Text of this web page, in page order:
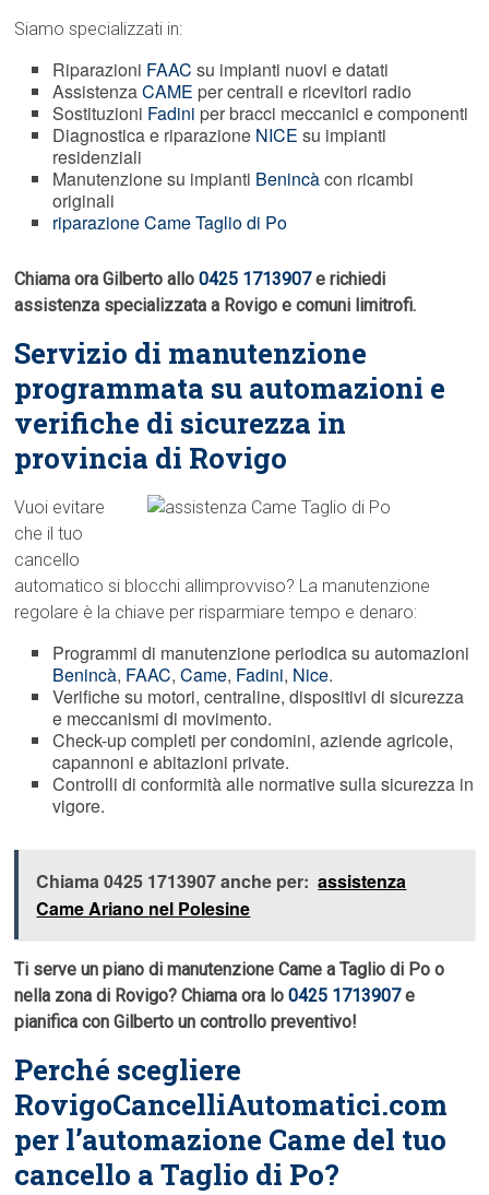
Siamo specializzati in:
Riparazioni FAAC su impianti nuovi e datati
AssistenzaCAME per centrali e ricevitori radio
Sostituzioni Fadini per bracci meccanici e componenti
Diagnostica e riparazione NICE su impianti
residenziali
Manutenzione su impianti Benincàcon ricambi
originali
riparazione Came Taglio di Po
Chiama ora Gilberto allo0425 1713907e richiedi
assistenza specializzata a Rovigo e comuni limitrofi.
Servizio di manutenzione
programmata su automazioni e
verifiche di sicurezza in
provincia di Rovigo
Vuoi evitare
che il tuo
cancello
automatico si blocchi allimprovviso? La manutenzione
regolare è la chiave per risparmiare tempo e denaro:
Programmi di manutenzione periodica su automazioni
Benincà, FAAC,Came, Fadini, Nice.
Verifiche su motori, centraline, dispositivi di sicurezza
e meccanismi di movimento.
Check-up completi per condomini, aziende agricole,
capannoni e abitazioni private.
Controlli di conformità alle normative sulla sicurezza in
vigore.
Chiama 0425 1713907 anche per: assistenza
Came Ariano nel Polesine
Ti serve un piano di manutenzione Came a Taglio di Po o
nella zona di Rovigo? Chiama ora lo0425 1713907e
pianifica con Gilberto un controllo preventivo!
Perché scegliere
RovigoCancelliAutomatici.com
per l’automazione Came del tuo
cancello a Taglio di Po?